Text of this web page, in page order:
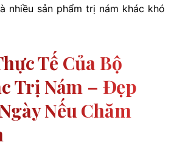
nhiều sản phẩm trị nám khác khó
Tế Của Bộ
Trị Nám – Đẹp
Nếu Chăm